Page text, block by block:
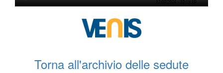
Torna all'archivio delle sedute